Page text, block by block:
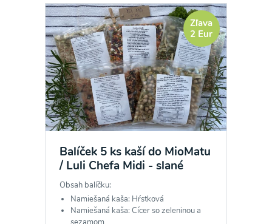
Zľava
2 Eur
Balíček 5 ks kaší do MioMatu
/ Luli Chefa Midi - slané
Obsah balíčku:
Namiešaná kaša: Hŕstková
Namiešaná kaša: Cícer so zeleninou a